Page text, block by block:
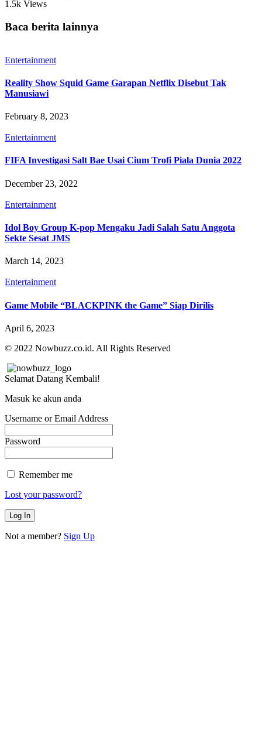
1.5k Views
Baca berita lainnya
Entertainment
Reality Show Squid Game Garapan Netflix Disebut Tak
Manusiawi
February 8, 2023
Entertainment
FIFA Investigasi Salt Bae Usai Cium Trofi Piala Dunia 2022
December 23, 2022
Entertainment
Idol Boy Group K-pop Mengaku Jadi Salah Satu Anggota
Sekte Sesat JMS
March 14, 2023
Entertainment
Game Mobile “BLACKPINK the Game” Siap Dirilis
April 6, 2023
© 2022 Nowbuzz.co.id. All Rights Reserved
Selamat Datang Kembali!
Masuk ke akun anda
Username or Email Address
Password
Remember me
Lost your password?
Not a member? Sign Up